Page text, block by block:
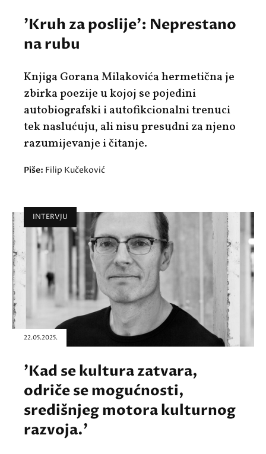
'Kruh za poslije': Neprestano
na rubu
Knjiga Gorana Milakovića hermetična je
zbirka poezije u kojoj se pojedini
autobiografski i autofikcionalni trenuci
tek naslućuju, ali nisu presudni za njeno
razumijevanje i čitanje.
Piše: Filip Kučeković
INTERVJU
22.05.2025.
'Kad se kultura zatvara,
odriče se mogućnosti,
središnjeg motora kulturnog
razvoja.'